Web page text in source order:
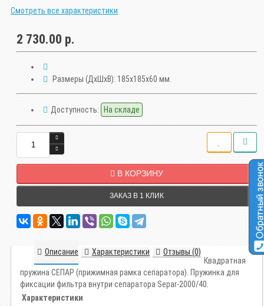
Смотреть все характеристики
2 730.00 р.
Размеры (ДxШxВ): 185x185x60 мм.
Доступность: На складе
В КОРЗИНУ
ЗАКАЗ В 1 КЛИК
Описание Характеристики
Отзывы (0)
Квадратная
пружина СЕПАР (прижимная рамка сепаратора). Пружинка для
фиксации фильтра внутри сепаратора Separ-2000/40.
Характеристики